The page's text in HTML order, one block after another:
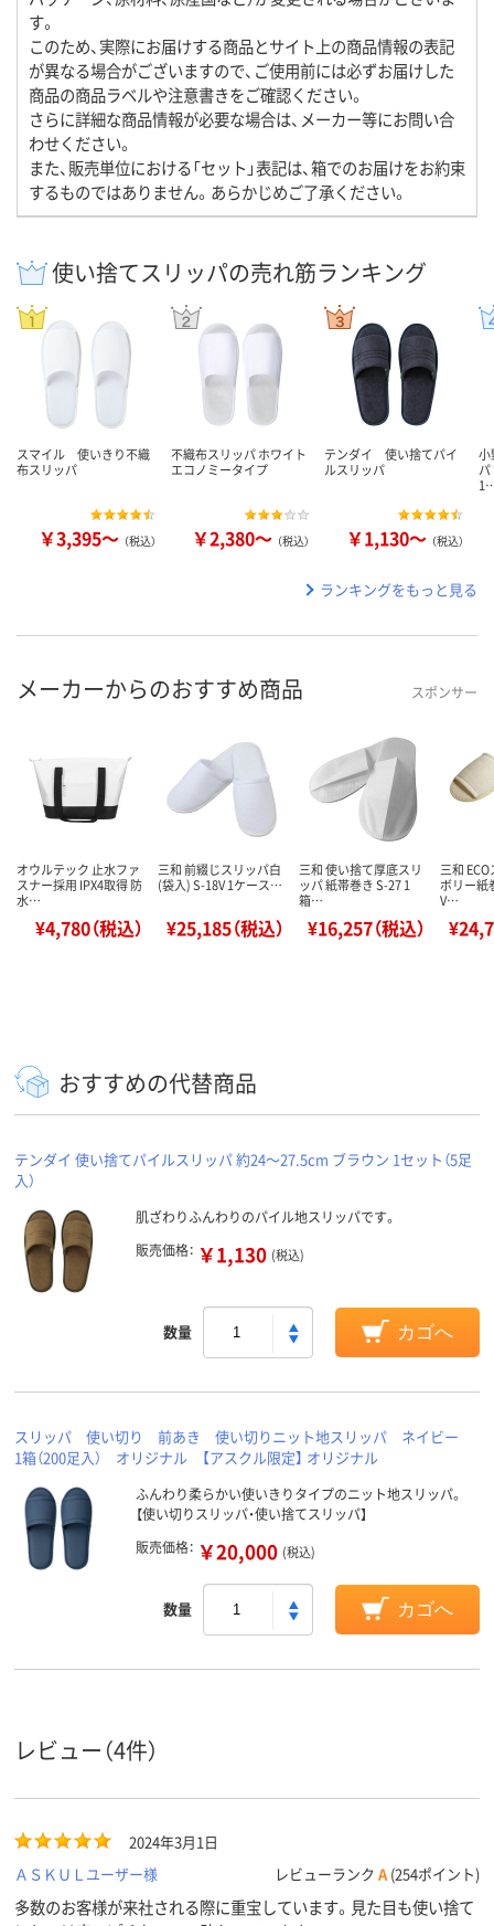
す。
このため、実際にお届けする商品とサイト上の商品情報の表記
が異なる場合がございますので、ご使用前には必ずお届けした
商品の商品ラベルや注意書きをご確認ください。
さらに詳細な商品情報が必要な場合は、メーカー等にお問い合
わせください。
また、販売単位における「セット」表記は、箱でのお届けをお約束
するものではありません。あらかじめご了承ください。
使い捨てスリッパの売れ筋ランキング
スマイル 使いきり不織
布スリッパ
￥3,395～ （税込）
不織布スリッパ ホワイト
エコノミータイプ
￥2,380～ （税込）
テンダイ 使い捨てパイ
ルスリッパ
￥1,130～ （税込）
小
ランキングをもっと見る
メーカーからのおすすめ商品 スポンサー
オウルテック 止水ファ
スナー採用 IPX4取得 防
水…
¥4,780（税込）
三和 前綴じスリッパ白
(袋入) S-18V 1ケース…
¥25,185（税込）
三和 使い捨て厚底スリ
ッパ 紙帯巻き S-27 1
箱…
¥16,257（税込）
三和
ボリー紙
V…
おすすめの代替商品
テンダイ 使い捨てパイルスリッパ 約24～27.5cm ブラウン 1セット（5足
入）
肌ざわりふんわりのパイル地スリッパです。
販売価格： ￥1,130 (税込)
数量 カゴへ
スリッパ 使い切り 前あき 使い切りニット地スリッパ ネイビー
1箱（200足入） オリジナル 【アスクル限定】 オリジナル
ふんわり柔らかい使いきりタイプのニット地スリッパ。
【使い切りスリッパ・使い捨てスリッパ】
販売価格： ￥20,000 (税込)
数量 カゴへ
レビュー（4件）
2024年3月1日
ＡＳＫＵＬユーザー様
レビューランク A (254ポイント)
多数のお客様が来社される際に重宝しています。見た目も使い捨て